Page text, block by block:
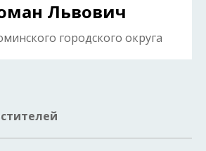
Львович
городского округа